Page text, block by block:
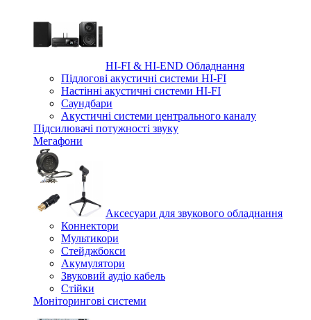
HI-FI & HI-END Обладнання
Підлогові акустичні системи HI-FI
Настінні акустичні системи HI-FI
Саундбари
Акустичні системи центрального каналу
Підсилювачі потужності звуку
Мегафони
Аксесуари для звукового обладнання
Коннектори
Мультикори
Стейджбокси
Акумулятори
Звуковий аудіо кабель
Стійки
Моніторингові системи